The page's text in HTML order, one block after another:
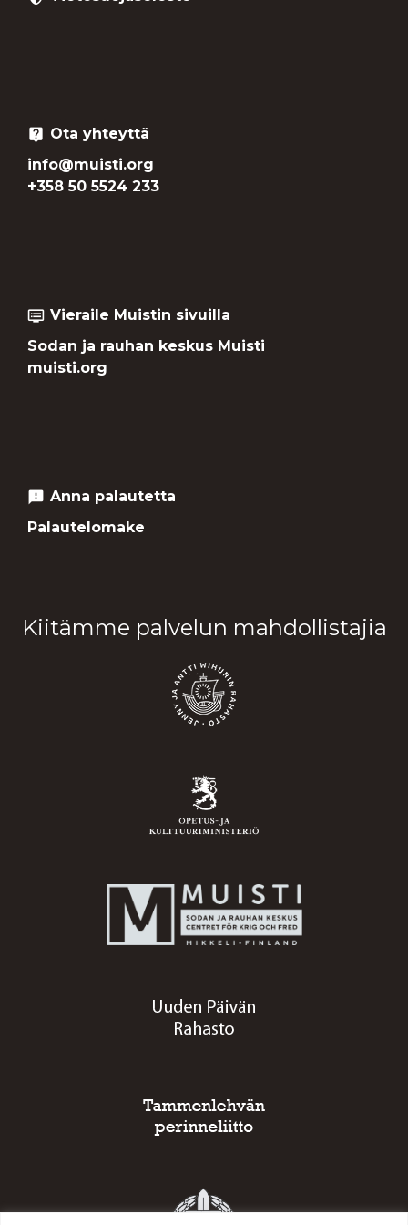
live_help Ota yhteyttä
info@muisti.org
+358 50 5524 233
dvr Vieraile Muistin sivuilla
Sodan ja rauhan keskus Muisti
muisti.org
feedback Anna palautetta
Palautelomake
Kiitämme palvelun mahdollistajia